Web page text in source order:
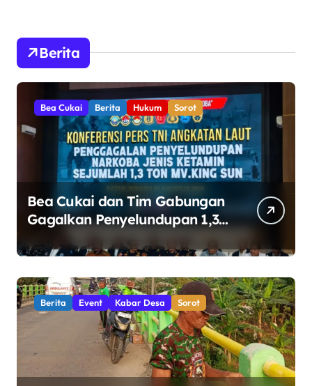
Berita
Bea Cukai Berita Hukum Sorot
Bea Cukai dan Tim Gabungan
Gagalkan Penyelundupan 1,3
Bintan
Berita Event Kabar Desa Sorot